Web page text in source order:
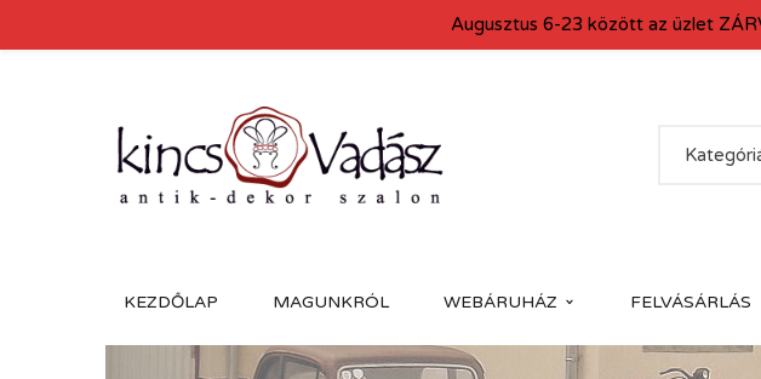
KEZDŐLAP MAGUNKRÓL WEBÁRUHÁZ FELVÁSÁRLÁS
Augusztus 6-23 között az üzlet